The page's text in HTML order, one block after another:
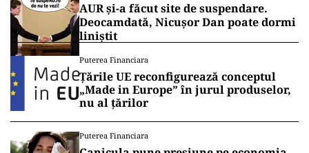
AUR și-a făcut site de suspendare.
Deocamdată, Nicușor Dan poate dormi
liniștit
Puterea Financiara
Țările UE reconfigurează conceptul
„Made in Europe” în jurul produselor,
nu al țărilor
Puterea Financiara